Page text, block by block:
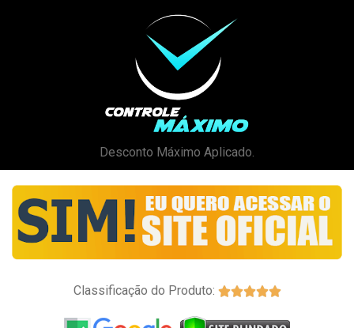
Desconto Máximo Aplicado.
Classificação do Produto: 